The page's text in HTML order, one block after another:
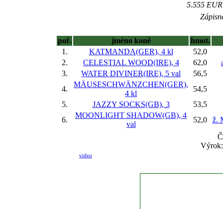
5.555
poř. jméno koně
hmot.
1.
KATMANDA(GER), 4 kl
52,0
2.
CELESTIAL WOOD(IRE), 4 62,0
3.
WATER DIVINER(IRE), 5 val
56,5
4.
MÄUSESCHWÄNZCHEN(GER),
4 kl
54,5
5.
JAZZY SOCKS(GB), 3
53,5
6.
MOONLIGHT SHADOW(GB), 4
val
52,0
ž.
video